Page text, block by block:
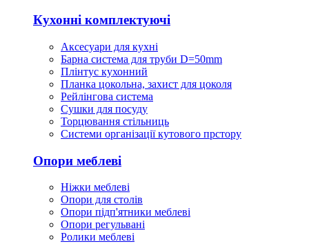
Кухонні комплектуючі
Аксесуари для кухні
Барна система для труби D=50mm
Плінтус кухонний
Планка цокольна, захист для цоколя
Рейлінгова система
Сушки для посуду
Торцювання стільниць
Cистеми організації кутового прстору
Опори меблеві
Ніжки меблеві
Опори для столів
Опори підп'ятники меблеві
Опори регульвані
Ролики меблеві